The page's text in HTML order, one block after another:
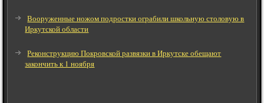
Вооруженные ножом подростки ограбили школьную столовую в
Иркутской области
Реконструкцию Покровской развязки в Иркутске обещают
закончить к 1 ноября